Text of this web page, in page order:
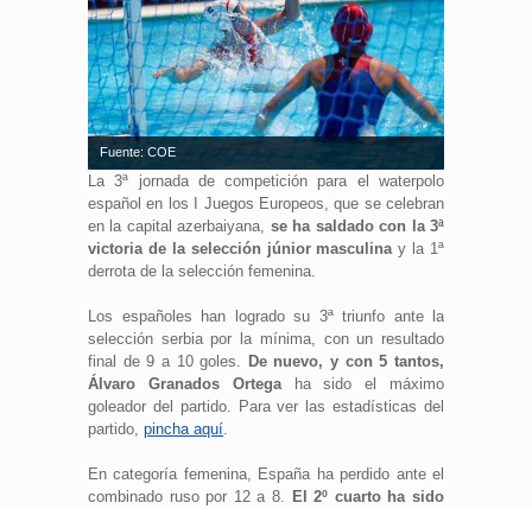
Fuente: COE
La 3ª jornada de competición para el waterpolo
español en los I Juegos Europeos, que se celebran
en la capital azerbaiyana, se ha saldado con la 3ª
victoria de la selección júnior masculinay la 1ª
derrota de la selección femenina.
Los españoles han logrado su 3ª triunfo ante la
selección serbia por la mínima, con un resultado
final de 9 a 10 goles. De nuevo, y con 5 tantos,
Álvaro Granados Ortegaha sido el máximo
goleador del partido. Para ver las estadísticas del
partido, pincha aquí.
En categoría femenina, España ha perdido ante el
combinado ruso por 12 a 8. El 2º cuarto ha sido